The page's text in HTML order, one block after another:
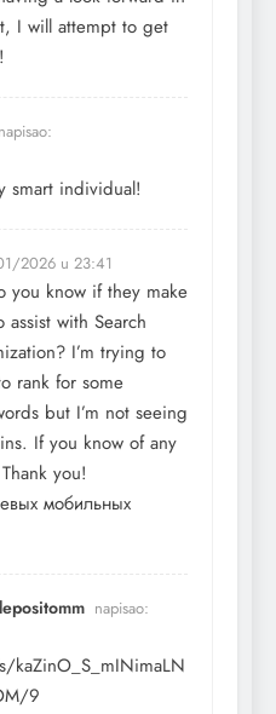
I will attempt to get
napisao:
smart individual!
2026 u 23:41
you know if they make
with Search
I’m trying to
rank for some
but I’m not seeing
If you know of any
you!
мобильных
napisao:
9